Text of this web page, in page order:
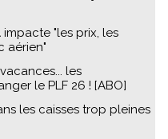
impacte "les prix, les
aérien"
les
le PLF 26 ! [ABO]
les caisses trop pleines